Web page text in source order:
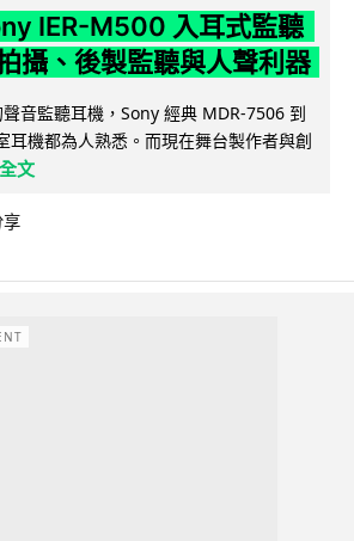
IER-M500 入耳式監聽
攝、後製監聽與人聲利器
音監聽耳機，Sony 經典 MDR-7506 到
耳機都為人熟悉。而現在舞台製作者與創
文